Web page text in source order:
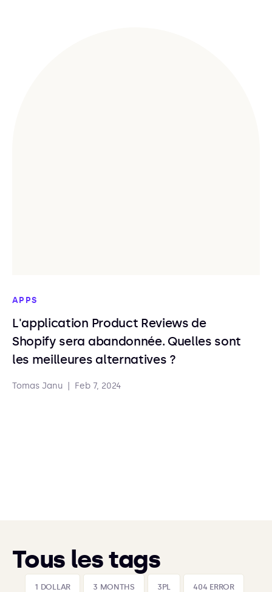
APPS
L'application Product Reviews de
Shopify sera abandonnée. Quelles sont
les meilleures alternatives ?
Tomas Janu Feb 7, 2024
Tous les tags
1 DOLLAR 3 MONTHS 3PL 404 ERROR